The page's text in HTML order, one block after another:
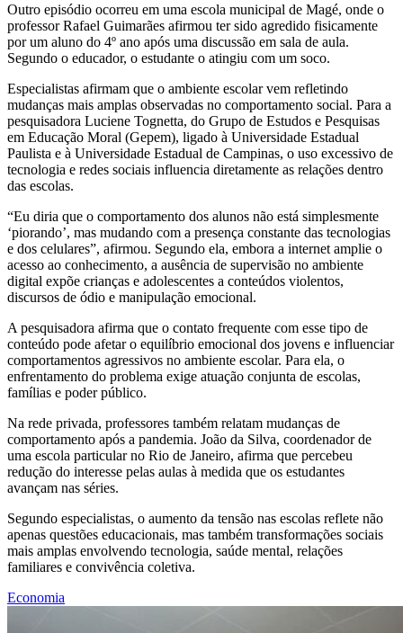
Outro episódio ocorreu em uma escola municipal de Magé, onde o
professor Rafael Guimarães afirmou ter sido agredido fisicamente
por um aluno do 4º ano após uma discussão em sala de aula.
Segundo o educador, o estudante o atingiu com um soco.
Especialistas afirmam que o ambiente escolar vem refletindo
mudanças mais amplas observadas no comportamento social. Para a
pesquisadora Luciene Tognetta, do Grupo de Estudos e Pesquisas
em Educação Moral (Gepem), ligado à Universidade Estadual
Paulista e à Universidade Estadual de Campinas, o uso excessivo de
tecnologia e redes sociais influencia diretamente as relações dentro
das escolas.
“Eu diria que o comportamento dos alunos não está simplesmente
‘piorando’, mas mudando com a presença constante das tecnologias
e dos celulares”, afirmou. Segundo ela, embora a internet amplie o
acesso ao conhecimento, a ausência de supervisão no ambiente
digital expõe crianças e adolescentes a conteúdos violentos,
discursos de ódio e manipulação emocional.
A pesquisadora afirma que o contato frequente com esse tipo de
conteúdo pode afetar o equilíbrio emocional dos jovens e influenciar
comportamentos agressivos no ambiente escolar. Para ela, o
enfrentamento do problema exige atuação conjunta de escolas,
famílias e poder público.
Na rede privada, professores também relatam mudanças de
comportamento após a pandemia. João da Silva, coordenador de
uma escola particular no Rio de Janeiro, afirma que percebeu
redução do interesse pelas aulas à medida que os estudantes
avançam nas séries.
Segundo especialistas, o aumento da tensão nas escolas reflete não
apenas questões educacionais, mas também transformações sociais
mais amplas envolvendo tecnologia, saúde mental, relações
familiares e convivência coletiva.
Economia